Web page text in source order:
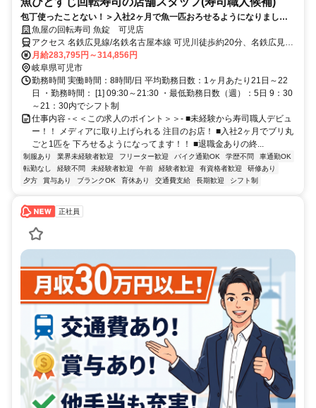
包丁使ったことない！＞入社2ヶ月で魚一匹おろせるようになりまし
た！寿司職人目指せる★退職金＆賞与有★
魚屋の回転寿司 魚錠 可児店
アクセス 名鉄広見線/名鉄名古屋本線 可児川徒歩約20分、名鉄広見線/
名鉄名古屋本線 日本ライン今渡犬山・名古屋方面出入口徒歩約26
分、名鉄広見線/名鉄名古屋本線 新可児徒歩約34分 可児市コミュニテ
ィバス(さつきバス)「坂戸西バス停」より徒歩2分／名鉄広見線「可
児川駅」より車で5分／名鉄広見線「日本ライン今渡駅」より車で5分
月給283,795円～314,856円
岐阜県可児市
勤務時間 実働時間：8時間/日 平均勤務日数：1ヶ月あたり21日～22
日 ・勤務時間： [1] 09:30～21:30 ・最低勤務日数（週）：5日 9：30
～21：30内でシフト制
仕事内容 -＜＜この求人のポイント＞＞- ■未経験から寿司職人デビュ
ー！！ メディアに取り上げられる 注目のお店！ ■入社2ヶ月でブリ丸
ごと1匹を 下ろせるようになってます！！ ■退職金ありの終...
制服あり 業界未経験者歓迎 フリーター歓迎 バイク通勤OK 学歴不問
車通勤OK
転勤なし
経験不問 未経験者歓迎 午前 経験者歓迎 有資格者歓迎
研修あり
夕方
賞与あり ブランクOK 育休あり 交通費支給 長期歓迎 シフト制
正社員